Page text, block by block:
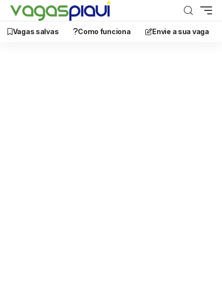
Vagas salvas Como funciona Envie a sua vaga